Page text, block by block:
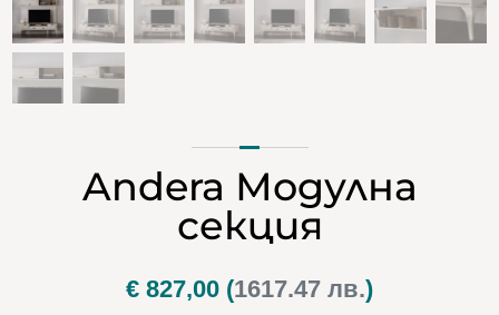
Andera Модулна
секция
€ 827,00 (1617.47 лв.)